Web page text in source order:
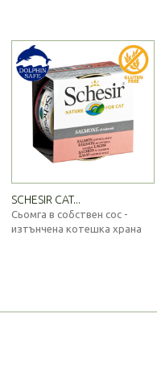
SCHESIR CAT...
Сьомга в собствен сос -
изтънчена котешка храна